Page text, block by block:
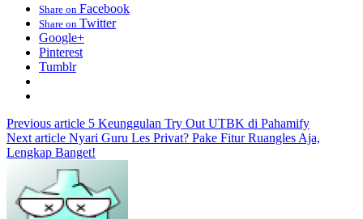
Share on Facebook
Share on Twitter
Google+
Pinterest
Tumblr
Previous article 5 Keunggulan Try Out UTBK di Pahamify
Next article Nyari Guru Les Privat? Pake Fitur Ruangles Aja,
Lengkap Banget!